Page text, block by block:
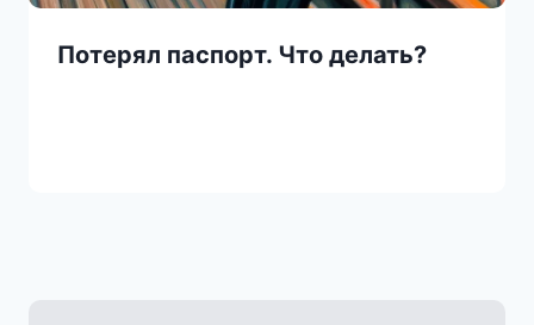
Потерял паспорт. Что делать?